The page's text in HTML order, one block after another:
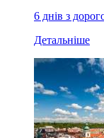
6 днів з
Детальніше